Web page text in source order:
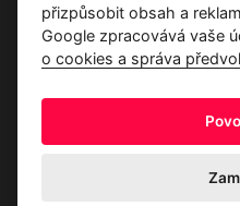
Ochrana osobních údajů
přizpůsobit obsah a
Google zpracovává vaše
o cookies a správa